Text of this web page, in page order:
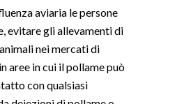
aviaria le persone
evitare gli allevamenti di
nei mercati di
aree in cui il pollame può
con qualsiasi